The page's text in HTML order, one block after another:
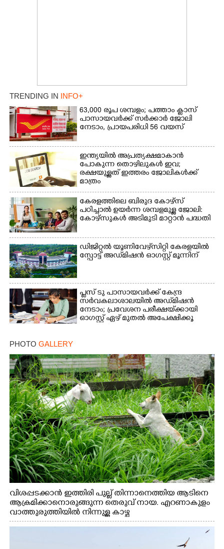
TRENDING IN INFO+
63,000 രൂപ ശമ്പളം; പത്താം ക്ലാസ്
പാസായവർക്ക് സർക്കാർ ജോലി
നേടാം, പ്രായപരിധി 56 വയസ്
ഇന്ത്യയിൽ അപ്രത്യക്ഷമാകാൻ
പോകുന്ന തൊഴിലുകൾ ഇവ;
രക്ഷയുള്ളത് ഇത്തരം ജോലികൾക്ക്
മാത്രം
കേരളത്തിലെ ബിരുദ കോഴ്സ്
പഠിച്ചാൽ ഉയർന്ന ശമ്പളമുള്ള ജോലി:​
കോഴ്സുകൾ അടിമുടി മാറ്റാൻ പദ്ധതി
ഡിജിറ്റൽ യൂണിവേഴ്‌സിറ്റി കേരളയിൽ
സ്പോ‌ട്ട് അഡ്‌മിഷൻ ഓഗസ്റ്റ് മൂന്നിന്
പ്ലസ് ടു പാസായവർക്ക് കേന്ദ്ര
സർവകലാശാലയിൽ അഡ്‌മിഷൻ
നേടാം; പ്രവേശന പരീക്ഷയ്‌ക്കായി
ഓഗസ്റ്റ് ഏഴ് മുതൽ അപേക്ഷിക്കൂ
PHOTO GALLERY
വിശപ്പടക്കാൻ ഇത്തിരി പുല്ല് തിന്നാനെത്തിയ ആടിനെ
ആക്രമിക്കാനൊരുങ്ങുന്ന തെരുവ് നായ. എറണാകുളം
വാത്തുരുത്തിയിൽ നിന്നുള്ള കാഴ്ച